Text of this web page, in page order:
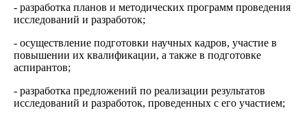
- разработка планов и методических программ проведения
исследований и разработок;
- осуществление подготовки научных кадров, участие в
повышении их квалификации, а также в подготовке
аспирантов;
- разработка предложений по реализации результатов
исследований и разработок, проведенных с его участием;